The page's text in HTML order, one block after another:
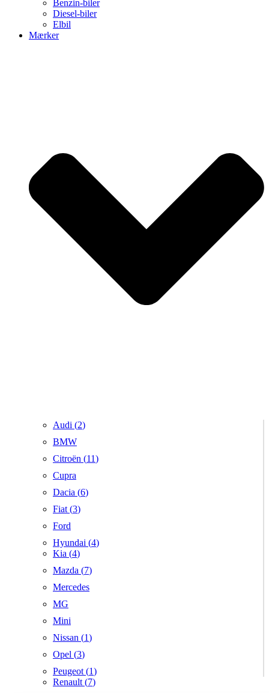
Benzin-biler
Diesel-biler
Elbil
Mærker
Audi (2)
BMW
Citroën (11)
Cupra
Dacia (6)
Fiat (3)
Ford
Hyundai (4)
Kia (4)
Mazda (7)
Mercedes
MG
Mini
Nissan (1)
Opel (3)
Peugeot (1)
Renault (7)